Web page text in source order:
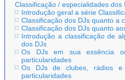
Classificação / especialidades dos
Introdução geral a série
Classificação dos DJs quanto a
Classificação dos DJs quanto
Introdução a classificação de
dos DJs
Os DJs em sua essência
particularidades
Os DJs de clubes, rádios e
particularidades